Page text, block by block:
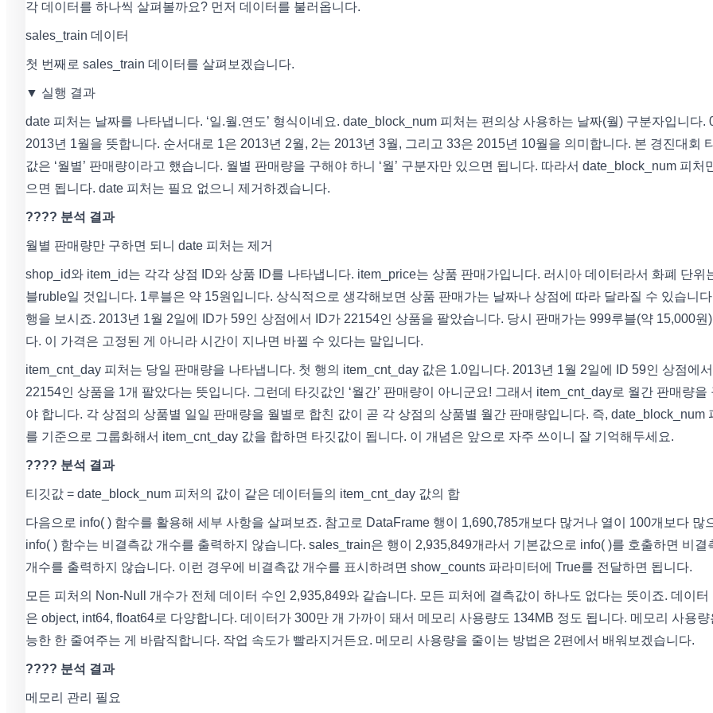
각 데이터를 하나씩 살펴볼까요? 먼저 데이터를 불러옵니다.
sales_train 데이터
첫 번째로 sales_train 데이터를 살펴보겠습니다.
▼ 실행 결과
date 피처는 날짜를 나타냅니다. ‘일.월.연도’ 형식이네요. date_block_num 피처는 편의상 사용하는 날짜(월) 구분자입니다.
2013년 1월을 뜻합니다. 순서대로 1은 2013년 2월, 2는 2013년 3월, 그리고 33은 2015년 10월을 의미합니다. 본 경진대회
값은 ‘월별’ 판매량이라고 했습니다. 월별 판매량을 구해야 하니 ‘월’ 구분자만 있으면 됩니다. 따라서 date_block_num 피처
으면 됩니다. date 피처는 필요 없으니 제거하겠습니다.
???? 분석 결과
월별 판매량만 구하면 되니 date 피처는 제거
shop_id와 item_id는 각각 상점 ID와 상품 ID를 나타냅니다. item_price는 상품 판매가입니다. 러시아 데이터라서 화폐 단위
블ruble일 것입니다. 1루블은 약 15원입니다. 상식적으로 생각해보면 상품 판매가는 날짜나 상점에 따라 달라질 수 있습니다
행을 보시죠. 2013년 1월 2일에 ID가 59인 상점에서 ID가 22154인 상품을 팔았습니다. 당시 판매가는 999루블(약 15,000원)
다. 이 가격은 고정된 게 아니라 시간이 지나면 바뀔 수 있다는 말입니다.
item_cnt_day 피처는 당일 판매량을 나타냅니다. 첫 행의 item_cnt_day 값은 1.0입니다. 2013년 1월 2일에 ID 59인 상점에
22154인 상품을 1개 팔았다는 뜻입니다. 그런데 타깃값인 ‘월간’ 판매량이 아니군요! 그래서 item_cnt_day로 월간 판매량을
야 합니다. 각 상점의 상품별 일일 판매량을 월별로 합친 값이 곧 각 상점의 상품별 월간 판매량입니다. 즉, date_block_num
를 기준으로 그룹화해서 item_cnt_day 값을 합하면 타깃값이 됩니다. 이 개념은 앞으로 자주 쓰이니 잘 기억해두세요.
???? 분석 결과
티깃값 = date_block_num 피처의 값이 같은 데이터들의 item_cnt_day 값의 합
다음으로 info( ) 함수를 활용해 세부 사항을 살펴보죠. 참고로 DataFrame 행이 1,690,785개보다 많거나 열이 100개보다 많
info( ) 함수는 비결측값 개수를 출력하지 않습니다. sales_train은 행이 2,935,849개라서 기본값으로 info( )를 호출하면 비결
개수를 출력하지 않습니다. 이런 경우에 비결측값 개수를 표시하려면 show_counts 파라미터에 True를 전달하면 됩니다.
모든 피처의 Non-Null 개수가 전체 데이터 수인 2,935,849와 같습니다. 모든 피처에 결측값이 하나도 없다는 뜻이죠. 데이터
은 object, int64, float64로 다양합니다. 데이터가 300만 개 가까이 돼서 메모리 사용량도 134MB 정도 됩니다. 메모리 사용량
능한 한 줄여주는 게 바람직합니다. 작업 속도가 빨라지거든요. 메모리 사용량을 줄이는 방법은 2편에서 배워보겠습니다.
???? 분석 결과
메모리 관리 필요